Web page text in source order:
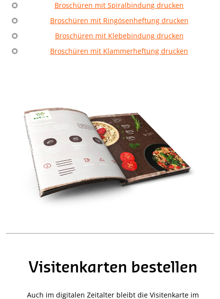
Broschüren mit Spiralbindung drucken
Broschüren mit Ringösenheftung drucken
Broschüren mit Klebebindung drucken
Broschüren mit Klammerheftung drucken
Visitenkarten bestellen
Auch im digitalen Zeitalter bleibt die Visitenkarte im